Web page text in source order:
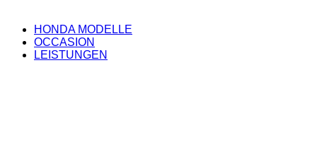
HONDA MODELLE
OCCASION
LEISTUNGEN